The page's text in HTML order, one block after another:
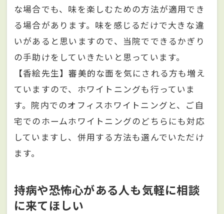
な場合でも、味を楽しむための方法が適用でき
る場合があります。味を感じるだけで大きな違
いがあると思いますので、当院でできるかぎり
の手助けをしていきたいと思っています。
【香絵先生】審美的な面を気にされる方も増え
ていますので、ホワイトニングも行っていま
す。院内でのオフィスホワイトニングと、ご自
宅でのホームホワイトニングのどちらにも対応
していますし、併用する方法も選んでいただけ
ます。
持病や恐怖心がある人も気軽に相談
に来てほしい